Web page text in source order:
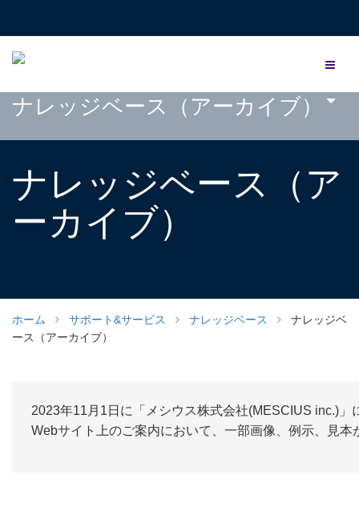
ナレッジベース（アーカイブ）
ナレッジベース（ア
ーカイブ）
ホーム サポート&サービス ナレッジベース
ナレッジベ
ース（アーカイブ）
2023年11月1日に「メシウス株式会社(MESCIUS inc.)」
Webサイト上のご案内において、一部画像、例示、見